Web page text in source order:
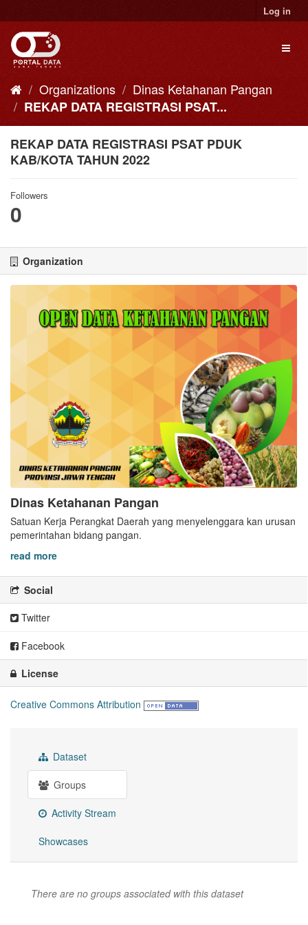
to
content
Log in
Organizations
Dinas Ketahanan Pangan
REKAP DATA REGISTRASI PSAT...
REKAP DATA REGISTRASI PSAT PDUK
KAB/KOTA TAHUN 2022
Followers
0
Organization
Dinas Ketahanan Pangan
Satuan Kerja Perangkat Daerah yang menyelenggara kan urusan
pemerintahan bidang pangan.
read more
Social
Twitter
Facebook
License
Creative Commons Attribution
Dataset
Groups
Activity Stream
Showcases
There are no groups associated with this dataset